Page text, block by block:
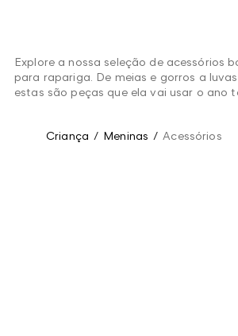
Explore a nossa seleção de acessórios
para rapariga. De meias e gorros a luvas
estas são peças que ela vai usar o ano
Criança / Meninas / Acessórios